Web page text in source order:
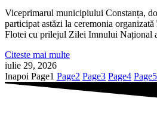
Viceprimarul municipiului Constanța,
participat astăzi la ceremonia
Flotei cu prilejul Zilei Imnului Național
Citeste mai multe
iulie 29, 2026
Inapoi Page1 Page2 Page3 Page4 Page5